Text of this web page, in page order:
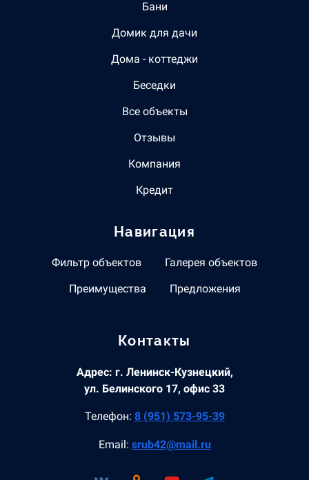
Бани
Домик для дачи
Дома - коттеджи
Беседки
Все объекты
Отзывы
Компания
Кредит
Навигация
Фильтр объектов
Галерея объектов
Преимущества
Предложения
Контакты
Адрес: г. Ленинск-Кузнецкий,
ул. Белинского 17, офис 33
Телефон: 8 (951) 573-95-39
Email: srub42@mail.ru